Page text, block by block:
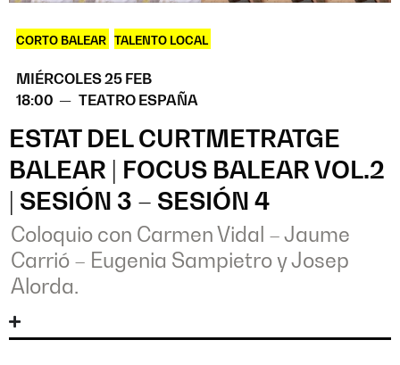
CORTO BALEAR TALENTO LOCAL
MIÉRCOLES 25 FEB
18:00 — TEATRO ESPAÑA
ESTAT DEL CURTMETRATGE
BALEAR | FOCUS BALEAR VOL.2
| SESIÓN 3 – SESIÓN 4
Coloquio con Carmen Vidal – Jaume
Carrió – Eugenia Sampietro y Josep
Alorda.